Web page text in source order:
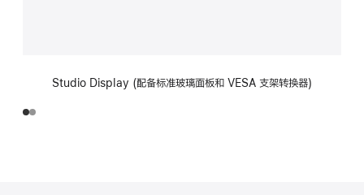
Studio Display (配备标准玻璃面板和 VESA 支架转换器)